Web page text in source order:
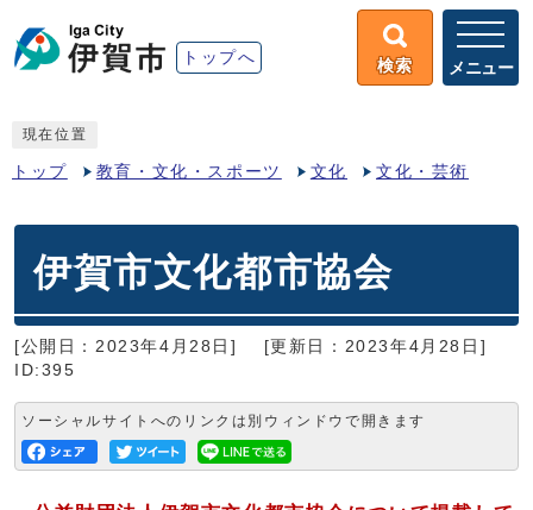
トップへ 検索 メニュー
現在位置
トップ 教育・文化・スポーツ 文化 文化・芸術
伊賀市文化都市協会
[公開日：2023年4月28日]
[更新日：2023年4月28日]
ID:395
ソーシャルサイトへのリンクは別ウィンドウで開きます